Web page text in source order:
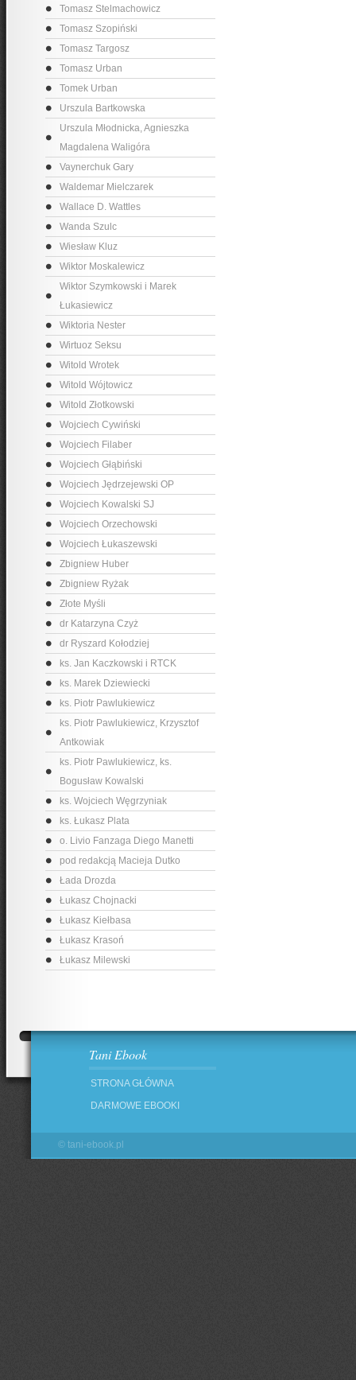
Tomasz Stelmachowicz
Tomasz Szopiński
Tomasz Targosz
Tomasz Urban
Tomek Urban
Urszula Bartkowska
Urszula Młodnicka, Agnieszka
Magdalena Waligóra
Vaynerchuk Gary
Waldemar Mielczarek
Wallace D. Wattles
Wanda Szulc
Wiesław Kluz
Wiktor Moskalewicz
Wiktor Szymkowski i Marek
Łukasiewicz
Wiktoria Nester
Wirtuoz Seksu
Witold Wrotek
Witold Wójtowicz
Witold Złotkowski
Wojciech Cywiński
Wojciech Filaber
Wojciech Głąbiński
Wojciech Jędrzejewski OP
Wojciech Kowalski SJ
Wojciech Orzechowski
Wojciech Łukaszewski
Zbigniew Huber
Zbigniew Ryżak
Złote Myśli
dr Katarzyna Czyż
dr Ryszard Kołodziej
ks. Jan Kaczkowski i RTCK
ks. Marek Dziewiecki
ks. Piotr Pawlukiewicz
ks. Piotr Pawlukiewicz, Krzysztof
Antkowiak
ks. Piotr Pawlukiewicz, ks.
Bogusław Kowalski
ks. Wojciech Węgrzyniak
ks. Łukasz Plata
o. Livio Fanzaga Diego Manetti
pod redakcją Macieja Dutko
Łada Drozda
Łukasz Chojnacki
Łukasz Kiełbasa
Łukasz Krasoń
Łukasz Milewski
Tani Ebook
STRONA GŁÓWNA
DARMOWE EBOOKI
© tani-ebook.pl